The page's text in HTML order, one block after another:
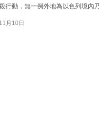
行動，無一例外地為以色列境內
月10日